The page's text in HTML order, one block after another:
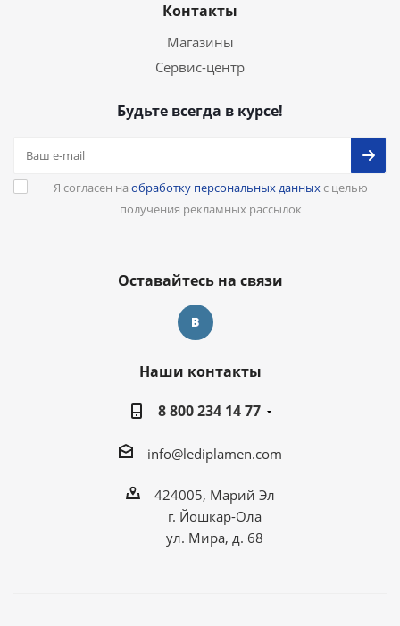
Контакты
Магазины
Сервис-центр
Будьте всегда в курсе!
Я согласен на обработку персональных данныхс целью
получения рекламных рассылок
Оставайтесь на связи
Наши контакты
8 800 234 14 77
info@lediplamen.com
424005, Марий Эл
г. Йошкар-Ола
ул. Мира, д. 68